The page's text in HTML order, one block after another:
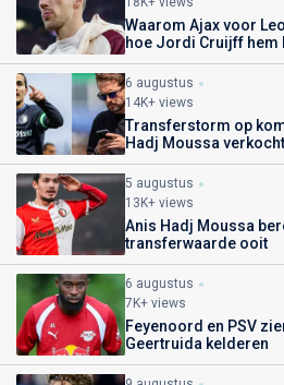
Waarom Ajax voor
hoe Jordi Cruijff hem
6 augustus
14K+ views
Transferstorm op
Hadj Moussa
5 augustus
13K+ views
Anis Hadj Moussa
transferwaarde ooit
6 augustus
7K+ views
Feyenoord en PSV
Geertruida kelderen